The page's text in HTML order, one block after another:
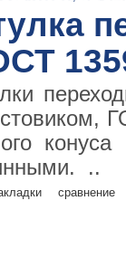
..
сравнение